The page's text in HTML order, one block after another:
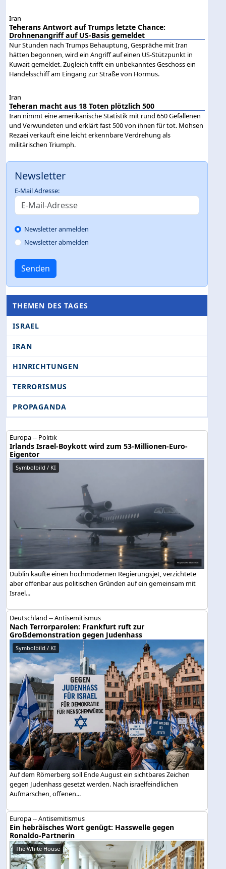
Iran
Teherans Antwort auf Trumps letzte Chance:
Drohnenangriff auf US-Basis gemeldet
Nur Stunden nach Trumps Behauptung, Gespräche mit Iran
hätten begonnen, wird ein Angriff auf einen US-Stützpunkt in
Kuwait gemeldet. Zugleich trifft ein unbekanntes Geschoss ein
Handelsschiff am Eingang zur Straße von Hormus.
Iran
Teheran macht aus 18 Toten plötzlich 500
Iran nimmt eine amerikanische Statistik mit rund 650 Gefallenen
und Verwundeten und erklärt fast 500 von ihnen für tot. Mohsen
Rezaei verkauft eine leicht erkennbare Verdrehung als
militärischen Triumph.
Newsletter
E-Mail Adresse:
Newsletter anmelden
Newsletter abmelden
Senden
THEMEN DES TAGES
ISRAEL
IRAN
HINRICHTUNGEN
TERRORISMUS
PROPAGANDA
Europa -- Politik
Irlands Israel-Boykott wird zum 53-Millionen-Euro-
Eigentor
Symbolbild / KI
Dublin kaufte einen hochmodernen Regierungsjet, verzichtete
aber offenbar aus politischen Gründen auf ein gemeinsam mit
Israel...
Deutschland -- Antisemitismus
Nach Terrorparolen: Frankfurt ruft zur
Großdemonstration gegen Judenhass
Symbolbild / KI
Auf dem Römerberg soll Ende August ein sichtbares Zeichen
gegen Judenhass gesetzt werden. Nach israelfeindlichen
Aufmärschen, offenen...
Europa -- Antisemitismus
Ein hebräisches Wort genügt: Hasswelle gegen
Ronaldo-Partnerin
The White House